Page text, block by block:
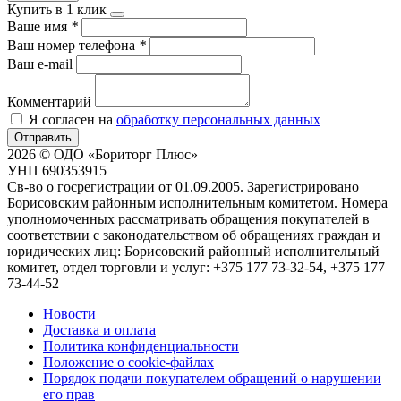
Купить в 1 клик
Ваше имя *
Ваш номер телефона *
Ваш e-mail
Комментарий
Я согласен на обработку персональных данных
Отправить
2026 © ОДО «Бориторг Плюс»
УНП 690353915
Св-во о госрегистрации от 01.09.2005. Зарегистрировано
Борисовским районным исполнительным комитетом. Номера
уполномоченных рассматривать обращения покупателей в
соответствии с законодательством об обращениях граждан и
юридических лиц: Борисовский районный исполнительный
комитет, отдел торговли и услуг: +375 177 73-32-54, +375 177
73-44-52
Новости
Доставка и оплата
Политика конфиденциальности
Положение о cookie-файлах
Порядок подачи покупателем обращений о нарушении
его прав